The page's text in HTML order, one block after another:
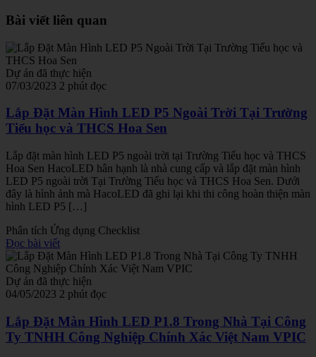
Bài viết liên quan
Dự án đã thực hiện
07/03/2023 2 phút đọc
Lắp Đặt Màn Hình LED P5 Ngoài Trời Tại Trường
Tiểu học và THCS Hoa Sen
Lắp đặt màn hình LED P5 ngoài trời tại Trường Tiểu học và THCS
Hoa Sen HacoLED hân hạnh là nhà cung cấp và lắp đặt màn hình
LED P5 ngoài trời Tại Trường Tiểu học và THCS Hoa Sen. Dưới
đây là hình ảnh mà HacoLED đã ghi lại khi thi công hoàn thiện màn
hình LED P5 […]
Phân tích Ứng dụng Checklist
Đọc bài viết
Dự án đã thực hiện
04/05/2023 2 phút đọc
Lắp Đặt Màn Hình LED P1.8 Trong Nhà Tại Công
Ty TNHH Công Nghiệp Chính Xác Việt Nam VPIC